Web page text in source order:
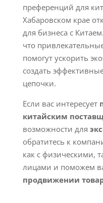
преференций для
Хабаровском крае
для бизнеса с
что
помогут ускорить
создать
цепочки.
Если вас интересует
китайским
возможности для
обратитесь к
как с физическими,
лицами и поможем
продвижении